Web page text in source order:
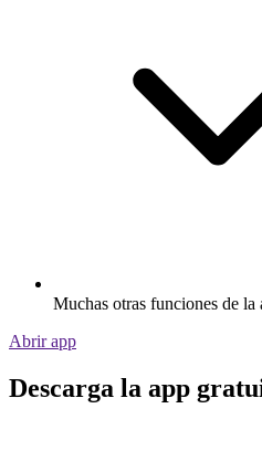
Muchas otras funciones de la
Abrir app
Descarga la app